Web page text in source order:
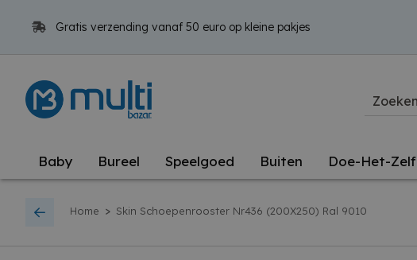
Gratis verzending vanaf 50 euro op kleine pakjes
Baby Bureel Speelgoed Buiten Doe-Het-Zelf
Home > Skin Schoepenrooster Nr436 (200X250) Ral 9010